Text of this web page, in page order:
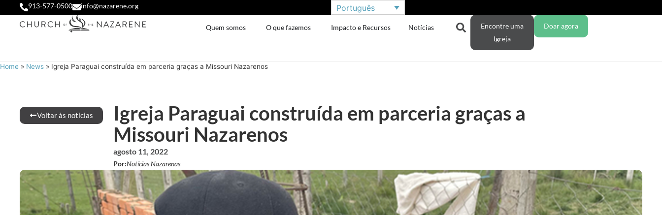
913-577-0500 info@nazarene.org Português
Quem somos O que fazemos Impacto e Recursos Notícias
Encontre uma
Igreja
Doar agora
Home » News » Igreja Paraguai construída em parceria graças a Missouri Nazarenos
Voltar às notícias
Igreja Paraguai construída em parceria graças a
Missouri Nazarenos
agosto 11, 2022
Por:Notícias Nazarenas